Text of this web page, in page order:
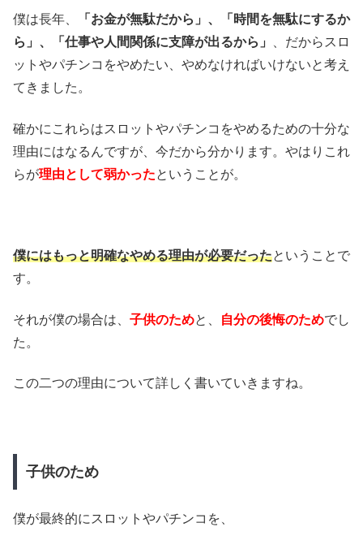
僕は長年、
「お金が無駄だから」、「時間を無駄にするか
ら」、「仕事や人間関係に支障が出るから」
、だからスロ
ットやパチンコをやめたい、やめなければいけないと考え
てきました。
確かにこれらはスロットやパチンコをやめるための十分な
理由にはなるんですが、今だから分かります。やはりこれ
らが理由として弱かったということが。
僕にはもっと明確なやめる理由が必要だったということで
す。
それが僕の場合は、 子供のためと、 自分の後悔のためでし
た。
この二つの理由について詳しく書いていきますね。
子供のため
僕が最終的にスロットやパチンコを、